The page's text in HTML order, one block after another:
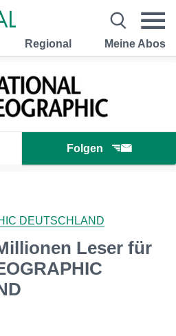
Regional Meine Abos
Folgen
DEUTSCHLAND
Leser für